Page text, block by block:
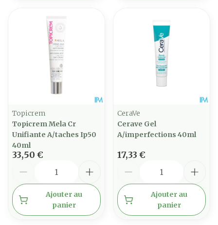
Topicrem
Topicrem Mela Cr
Unifiante A/taches Ip50
40ml
33,50 €
Ajouter au
panier
CeraVe
Cerave Gel
A/imperfections 40ml
17,33 €
Ajouter au
panier